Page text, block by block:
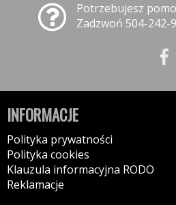
Potrzebujesz
Zadzwoń 504-242-
INFORMACJE
Polityka prywatności
Polityka cookies
Klauzula informacyjna RODO
Reklamacje